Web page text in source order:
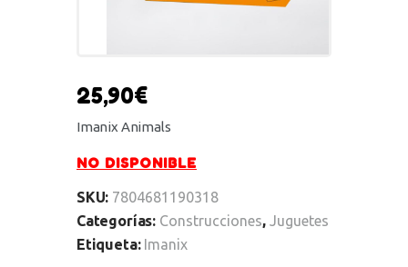
25,90€
Imanix Animals
NO DISPONIBLE
SKU: 7804681190318
Categorías: Construcciones, Juguetes
Etiqueta: Imanix